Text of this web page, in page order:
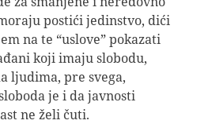
postići jedinstvo, dići
na te “uslove” pokazati
koji imaju slobodu,
ljudima, pre svega,
je i da javnosti
ne želi čuti.